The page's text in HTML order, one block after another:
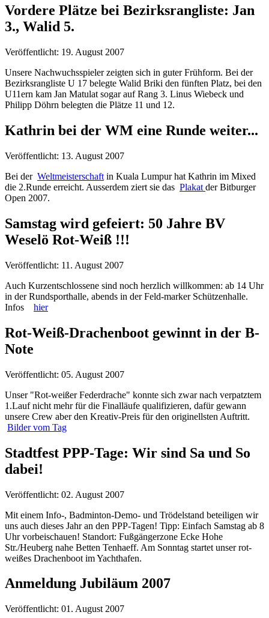
Vordere Plätze bei Bezirksrangliste: Jan
3., Walid 5.
Veröffentlicht: 19. August 2007
Unsere Nachwuchsspieler zeigten sich in guter Frühform. Bei der
Bezirksrangliste U 17 belegte Walid Briki den fünften Platz, bei den
U11ern kam Jan Matulat sogar auf Rang 3. Linus Wiebeck und
Philipp Döhrn belegten die Plätze 11 und 12.
Kathrin bei der WM eine Runde weiter...
Veröffentlicht: 13. August 2007
Bei der Weltmeisterschaft in Kuala Lumpur hat Kathrin im Mixed
die 2.Runde erreicht. Ausserdem ziert sie das Plakat der Bitburger
Open 2007.
Samstag wird gefeiert: 50 Jahre BV
Weselö Rot-Weiß !!!
Veröffentlicht: 11. August 2007
Auch Kurzentschlossene sind noch herzlich willkommen: ab 14 Uhr
in der Rundsporthalle, abends in der Feld-marker Schützenhalle.
Infos hier
Rot-Weiß-Drachenboot gewinnt in der B-
Note
Veröffentlicht: 05. August 2007
Unser "Rot-weißer Federdrache" konnte sich zwar nach verpatztem
1.Lauf nicht mehr für die Finalläufe qualifizieren, dafür gewann
unsere Crew aber den Kreativ-Preis für den originellsten Auftritt.
Bilder vom Tag
Stadtfest PPP-Tage: Wir sind Sa und So
dabei!
Veröffentlicht: 02. August 2007
Mit einem Info-, Badminton-Demo- und Trödelstand beteiligen wir
uns auch dieses Jahr an den PPP-Tagen! Tipp: Einfach Samstag ab 8
Uhr vorbeischauen! Standort: Fußgängerzone Ecke Hohe
Str./Heuberg nahe Betten Tenhaeff. Am Sonntag startet unser rot-
weißes Drachenboot im Yachthafen.
Anmeldung Jubiläum 2007
Veröffentlicht: 01. August 2007